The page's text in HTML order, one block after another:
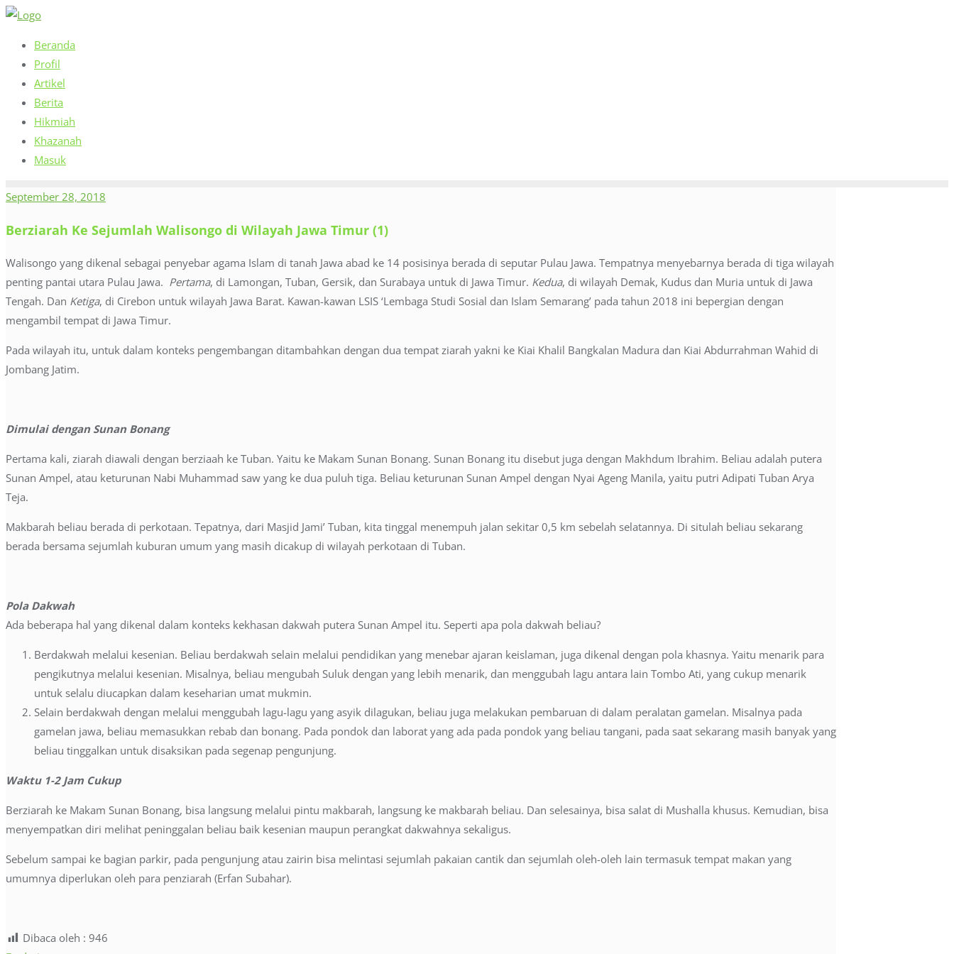
Skip
content
Beranda
Profil
Artikel
Berita
Hikmiah
Khazanah
Masuk
September 28, 2018
Berziarah Ke Sejumlah Walisongo di Wilayah Jawa Timur (1)
Walisongo yang dikenal sebagai penyebar agama Islam di tanah Jawa abad ke 14 posisinya berada di seputar Pulau Jawa. Tempatnya menyebarnya berada di tiga wilayah
penting pantai utara Pulau Jawa. Pertama, di Lamongan, Tuban, Gersik, dan Surabaya untuk di Jawa Timur. Kedua, di wilayah Demak, Kudus dan Muria untuk di Jawa
Tengah. Dan Ketiga, di Cirebon untuk wilayah Jawa Barat. Kawan-kawan LSIS ‘Lembaga Studi Sosial dan Islam Semarang’ pada tahun 2018 ini bepergian dengan
mengambil tempat di Jawa Timur.
Pada wilayah itu, untuk dalam konteks pengembangan ditambahkan dengan dua tempat ziarah yakni ke Kiai Khalil Bangkalan Madura dan Kiai Abdurrahman Wahid di
Jombang Jatim.
Dimulai dengan Sunan Bonang
Pertama kali, ziarah diawali dengan berziaah ke Tuban. Yaitu ke Makam Sunan Bonang. Sunan Bonang itu disebut juga dengan Makhdum Ibrahim. Beliau adalah putera
Sunan Ampel, atau keturunan Nabi Muhammad saw yang ke dua puluh tiga. Beliau keturunan Sunan Ampel dengan Nyai Ageng Manila, yaitu putri Adipati Tuban Arya
Teja.
Makbarah beliau berada di perkotaan. Tepatnya, dari Masjid Jami’ Tuban, kita tinggal menempuh jalan sekitar 0,5 km sebelah selatannya. Di situlah beliau sekarang
berada bersama sejumlah kuburan umum yang masih dicakup di wilayah perkotaan di Tuban.
Pola Dakwah
Ada beberapa hal yang dikenal dalam konteks kekhasan dakwah putera Sunan Ampel itu. Seperti apa pola dakwah beliau?
Berdakwah melalui kesenian. Beliau berdakwah selain melalui pendidikan yang menebar ajaran keislaman, juga dikenal dengan pola khasnya. Yaitu menarik para
pengikutnya melalui kesenian. Misalnya, beliau mengubah Suluk dengan yang lebih menarik, dan menggubah lagu antara lain Tombo Ati, yang cukup menarik
untuk selalu diucapkan dalam keseharian umat mukmin.
Selain berdakwah dengan melalui menggubah lagu-lagu yang asyik dilagukan, beliau juga melakukan pembaruan di dalam peralatan gamelan. Misalnya pada
gamelan jawa, beliau memasukkan rebab dan bonang. Pada pondok dan laborat yang ada pada pondok yang beliau tangani, pada saat sekarang masih banyak yang
beliau tinggalkan untuk disaksikan pada segenap pengunjung.
Waktu 1-2 Jam Cukup
Berziarah ke Makam Sunan Bonang, bisa langsung melalui pintu makbarah, langsung ke makbarah beliau. Dan selesainya, bisa salat di Mushalla khusus. Kemudian, bisa
menyempatkan diri melihat peninggalan beliau baik kesenian maupun perangkat dakwahnya sekaligus.
Sebelum sampai ke bagian parkir, pada pengunjung atau zairin bisa melintasi sejumlah pakaian cantik dan sejumlah oleh-oleh lain termasuk tempat makan yang
umumnya diperlukan oleh para penziarah (Erfan Subahar).
Dibaca oleh : 946